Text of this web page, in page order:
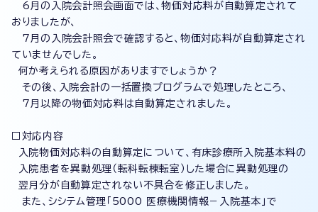
6月の入院会計照会画面では、物価対応料が自動算定されて
おりましたが、
7月の入院会計照会で確認すると、物価対応料が自動算定され
ていませんでした。
何か考えられる原因がありますでしょうか？
その後、入院会計の一括置換プログラムで処理したところ、
7月以降の物価対応料は自動算定されました。
□対応内容
入院物価対応料の自動算定について、有床診療所入院基本料の
入院患者を異動処理（転科転棟転室）した場合に異動処理の
翌月分が自動算定されない不具合を修正しました。
また、シシテム管理「5000 医療機関情報－入院基本」で